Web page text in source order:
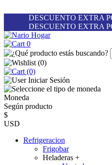
DESCUENTO EXTRA
DESCUENTO EXTRA
0
(0)
(0)
Iniciar Sesión
Moneda
Según producto
$
USD
Refrigeracion
Frigobar
Heladeras +